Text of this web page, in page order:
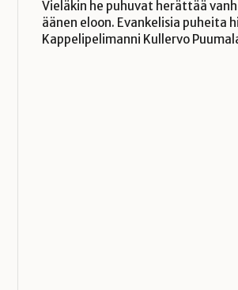
Vieläkin he puhuvat herättää
äänen eloon. Evankelisia puheita
Kappelipelimanni Kullervo